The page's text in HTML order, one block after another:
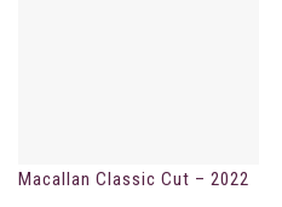
Macallan Classic Cut – 2022